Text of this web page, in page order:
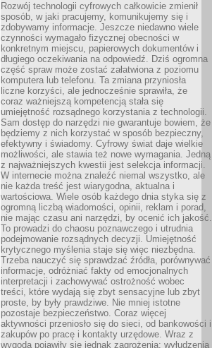
Rozwój technologii cyfrowych całkowicie zmienił
sposób, w jaki pracujemy, komunikujemy się i
zdobywamy informacje. Jeszcze niedawno wiele
czynności wymagało fizycznej obecności w
konkretnym miejscu, papierowych dokumentów i
długiego oczekiwania na odpowiedź. Dziś ogromna
część spraw może zostać załatwiona z poziomu
komputera lub telefonu. Ta zmiana przyniosła
liczne korzyści, ale jednocześnie sprawiła, że
coraz ważniejszą kompetencją stała się
umiejętność rozsądnego korzystania z technologii.
Sam dostęp do narzędzi nie gwarantuje bowiem, że
będziemy z nich korzystać w sposób bezpieczny,
efektywny i świadomy. Cyfrowy świat daje wielkie
możliwości, ale stawia też nowe wymagania. Jedną
z najważniejszych kwestii jest selekcja informacji.
W internecie można znaleźć niemal wszystko, ale
nie każda treść jest wiarygodna, aktualna i
wartościowa. Wiele osób każdego dnia styka się z
ogromną liczbą wiadomości, opinii, reklam i porad,
nie mając czasu ani narzędzi, by ocenić ich jakość.
To prowadzi do chaosu poznawczego i utrudnia
podejmowanie rozsądnych decyzji. Umiejętność
krytycznego myślenia staje się więc niezbędna.
Trzeba nauczyć się sprawdzać źródła, porównywać
informacje, odróżniać fakty od emocjonalnych
interpretacji i zachowywać ostrożność wobec
treści, które wydają się zbyt sensacyjne lub zbyt
proste, by były prawdziwe. Nie mniej istotne
pozostaje bezpieczeństwo. Coraz więcej
aktywności przeniosło się do sieci, od bankowości i
zakupów po pracę i kontakty urzędowe. Wraz z
wygodą pojawiły się jednak zagrożenia: wyłudzenia